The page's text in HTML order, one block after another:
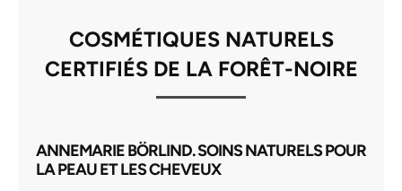
COSMÉTIQUES NATURELS
CERTIFIÉS DE LA FORÊT-NOIRE
ANNEMARIE BÖRLIND. SOINS NATURELS POUR
LA PEAU ET LES CHEVEUX